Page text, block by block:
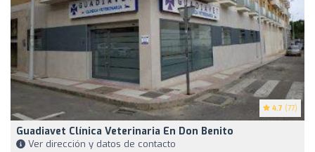
4.7 (77)
Guadiavet Clínica Veterinaria En Don Benito
Ver dirección y datos de contacto